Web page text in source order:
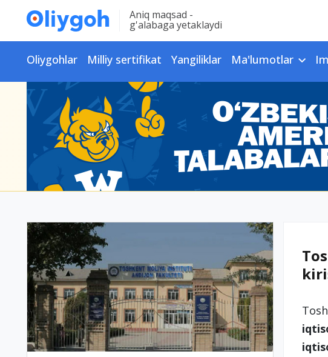
Aniq maqsad -
g'alabaga yetaklaydi
Oliygohlar Milliy sertifikat Yangiliklar Ma'lumotlar